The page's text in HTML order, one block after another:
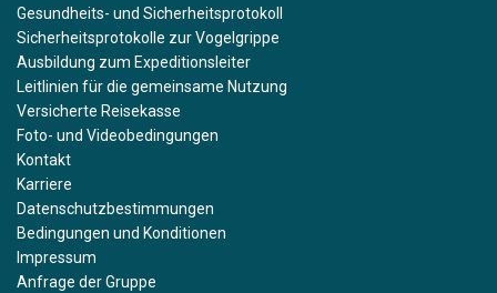
Gesundheits- und Sicherheitsprotokoll
Sicherheitsprotokolle zur Vogelgrippe
Ausbildung zum Expeditionsleiter
Leitlinien für die gemeinsame Nutzung
Versicherte Reisekasse
Foto- und Videobedingungen
Kontakt
Karriere
Datenschutzbestimmungen
Bedingungen und Konditionen
Impressum
Anfrage der Gruppe